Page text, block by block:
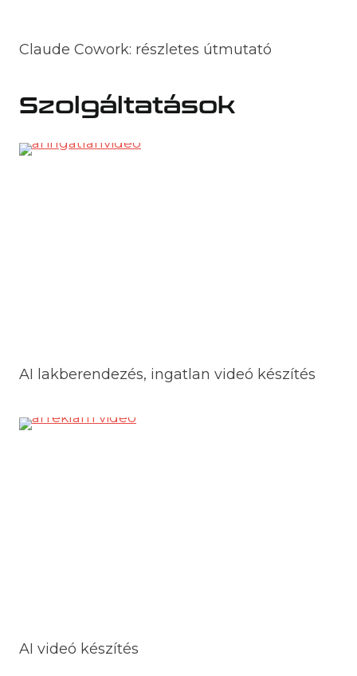
Claude Cowork: részletes útmutató
Szolgáltatások
AI lakberendezés, ingatlan videó készítés
AI videó készítés